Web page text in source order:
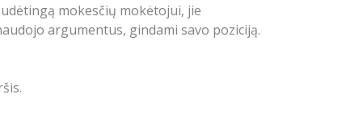
mokesčių mokėtojui, jie
argumentus, gindami savo poziciją.